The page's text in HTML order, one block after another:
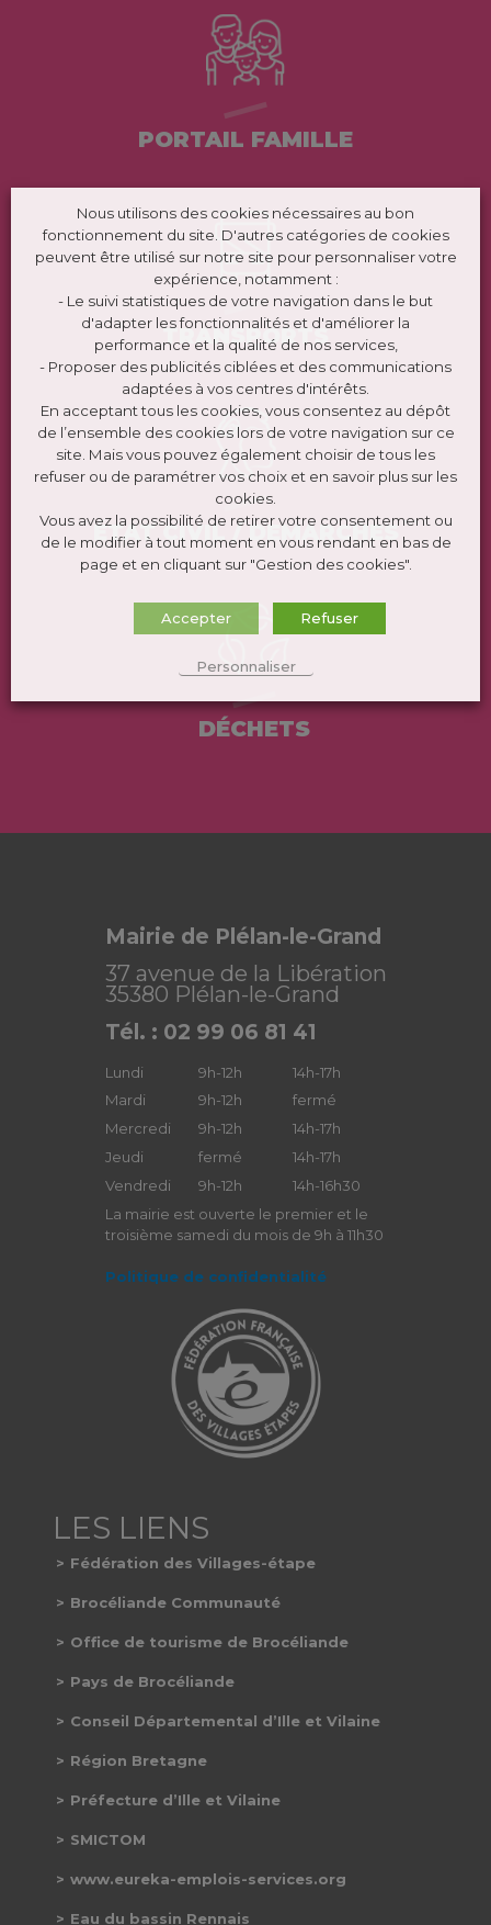
PORTAIL FAMILLE
TRANSPORTS
ÉTAT CIVIL / DEMARCHES
DÉCHETS
Mairie de Plélan-le-Grand
37 avenue de la Libération
35380 Plélan-le-Grand
Tél. : 02 99 06 81 41
Lundi 9h-12h
14h-17h
Mardi
9h-12h
fermé
Mercredi
9h-12h
14h-17h
Jeudi
fermé
14h-17h
Vendredi
9h-12h
14h-16h30
La mairie est ouverte le premier et le
troisième samedi du mois de 9h à 11h30
Politique de confidentialité
Fédération des Villages-étape
Brocéliande Communauté
Office de tourisme de Brocéliande
Pays de Brocéliande
Conseil Départemental d’Ille et Vilaine
Région Bretagne
Préfecture d’Ille et Vilaine
SMICTOM
www.eureka-emplois-services.org
Eau du bassin Rennais
Nous utilisons des cookies nécessaires au bon
fonctionnement du site. D'autres catégories de cookies
peuvent être utilisé sur notre site pour personnaliser votre
expérience, notamment :
- Le suivi statistiques de votre navigation dans le but
d'adapter les fonctionnalités et d'améliorer la
performance et la qualité de nos services,
- Proposer des publicités ciblées et des communications
adaptées à vos centres d'intérêts.
En acceptant tous les cookies, vous consentez au dépôt
de l’ensemble des cookies lors de votre navigation sur ce
site. Mais vous pouvez également choisir de tous les
refuser ou de paramétrer vos choix et en savoir plus sur les
cookies.
Vous avez la possibilité de retirer votre consentement ou
de le modifier à tout moment en vous rendant en bas de
page et en cliquant sur "Gestion des cookies".
Accepter Refuser
Personnaliser